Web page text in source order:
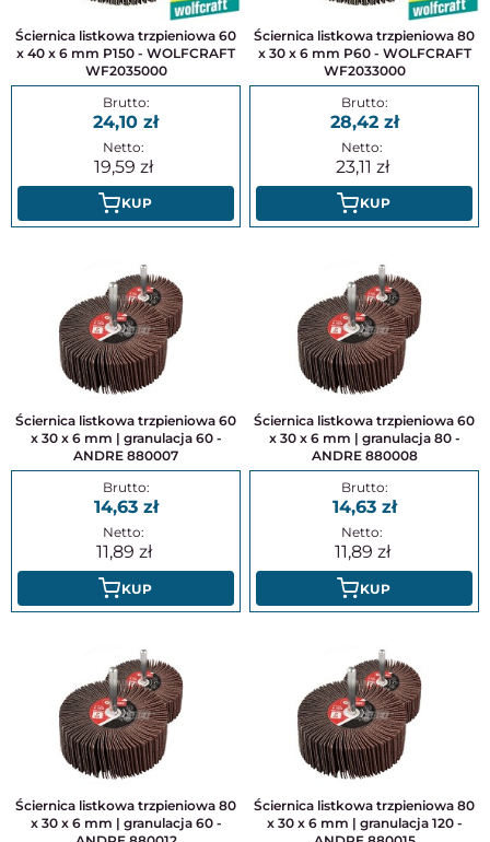
Ściernica listkowa trzpieniowa 60
x 40 x 6 mm P150 - WOLFCRAFT
WF2035000
24,10
19,59
KUP
Ściernica listkowa trzpieniowa 80
x 30 x 6 mm P60 - WOLFCRAFT
WF2033000
28,42
23,11
KUP
Ściernica listkowa trzpieniowa 60
x 30 x 6 mm | granulacja 60 -
ANDRE 880007
14,63
11,89
KUP
Ściernica listkowa trzpieniowa 60
x 30 x 6 mm | granulacja 80 -
ANDRE 880008
14,63
11,89
KUP
Ściernica listkowa trzpieniowa 80
x 30 x 6 mm | granulacja 60 -
Ściernica listkowa trzpieniowa 80
x 30 x 6 mm | granulacja 120 -